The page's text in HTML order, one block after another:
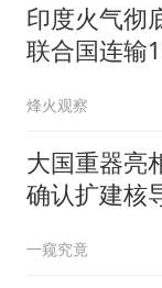
印度火气彻
联合国连输
烽火观察
大国重器亮
确认扩建核
一窥究竟